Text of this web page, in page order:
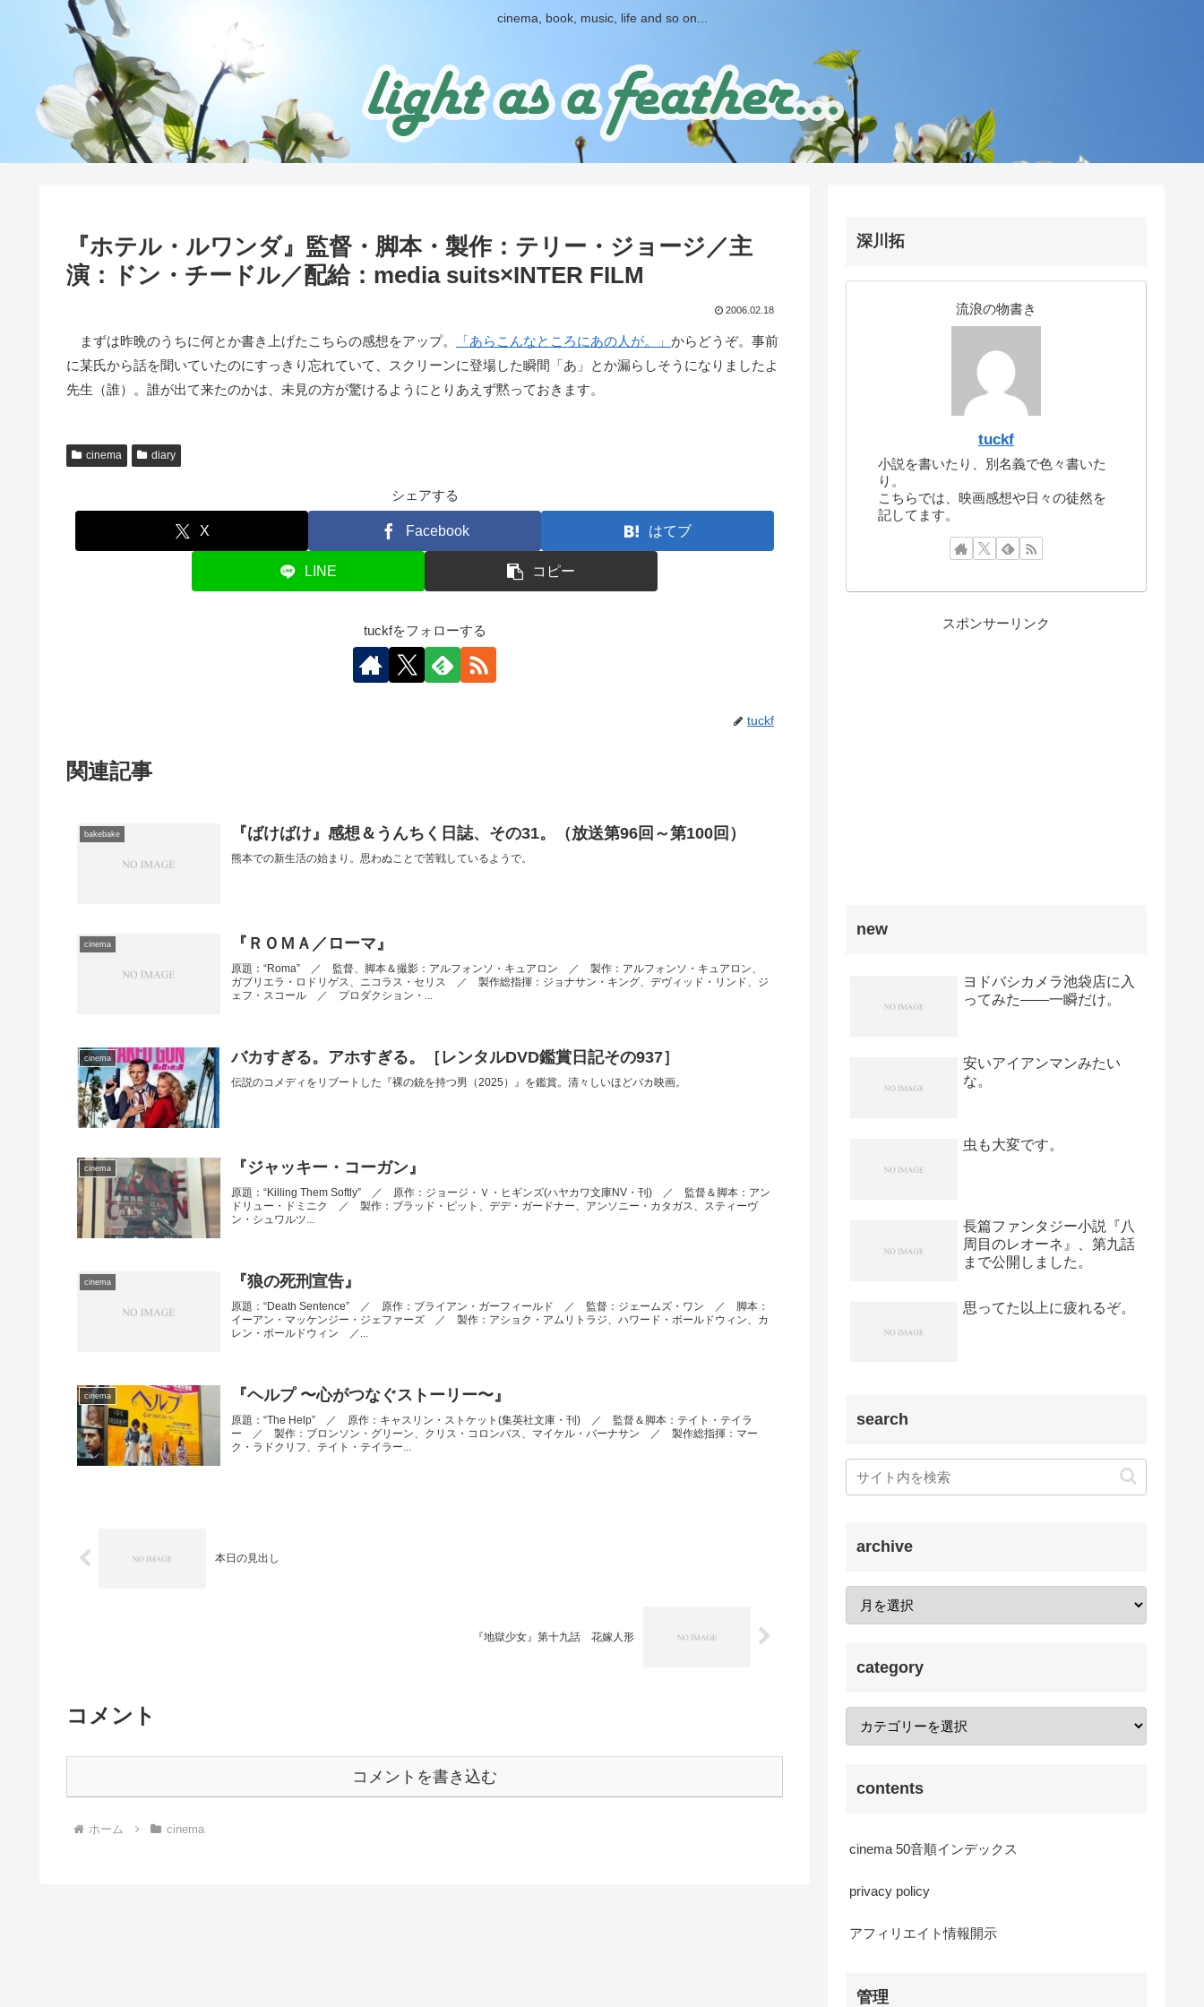
cinema, book, music, life and so on...
『ホテル・ルワンダ』監督・脚本・製作：テリー・ジョージ／主
演：ドン・チードル／配給：media suits×INTER FILM
2006.02.18
まずは昨晩のうちに何とか書き上げたこちらの感想をアップ。 「あらこんなところにあの人が。」 からどうぞ。事前
に某氏から話を聞いていたのにすっきり忘れていて、スクリーンに登場した瞬間「あ」とか漏らしそうになりましたよ
先生（誰）。誰が出て来たのかは、未見の方が驚けるようにとりあえず黙っておきます。
cinema diary
シェアする
X Facebook はてブ
LINE コピー
tuckfをフォローする
tuckf
関連記事
bakebake 『ばけばけ』感想＆うんちく日誌、その31。（放送第96回～第100回）
熊本での新生活の始まり。思わぬことで苦戦しているようで。
cinema 『ＲＯＭＡ／ローマ』
原題：“Roma” ／ 監督、脚本＆撮影：アルフォンソ・キュアロン ／ 製作：アルフォンソ・キュアロン、
ガブリエラ・ロドリゲス、ニコラス・セリス ／ 製作総指揮：ジョナサン・キング、デヴィッド・リンド、ジ
ェフ・スコール ／ プロダクション・...
cinema バカすぎる。アホすぎる。［レンタルDVD鑑賞日記その937］
伝説のコメディをリブートした『裸の銃を持つ男（2025）』を鑑賞。清々しいほどバカ映画。
cinema 『ジャッキー・コーガン』
原題：“Killing Them Softly” ／ 原作：ジョージ・Ｖ・ヒギンズ(ハヤカワ文庫NV・刊) ／ 監督＆脚本：アン
ドリュー・ドミニク ／ 製作：ブラッド・ピット、デデ・ガードナー、アンソニー・カタガス、スティーヴ
ン・シュワルツ...
cinema 『狼の死刑宣告』
原題：“Death Sentence” ／ 原作：ブライアン・ガーフィールド ／ 監督：ジェームズ・ワン ／ 脚本：
イーアン・マッケンジー・ジェファーズ ／ 製作：アショク・アムリトラジ、ハワード・ボールドウィン、カ
レン・ボールドウィン ／...
cinema 『ヘルプ 〜心がつなぐストーリー〜』
原題：“The Help” ／ 原作：キャスリン・ストケット(集英社文庫・刊) ／ 監督＆脚本：テイト・テイラ
ー ／ 製作：ブロンソン・グリーン、クリス・コロンバス、マイケル・バーナサン ／ 製作総指揮：マー
ク・ラドクリフ、テイト・テイラー...
本日の見出し
『地獄少女』第十九話 花嫁人形
コメント
コメントを書き込む
ホーム cinema
深川拓
流浪の物書き
tuckf
小説を書いたり、別名義で色々書いた
り。
こちらでは、映画感想や日々の徒然を
記してます。
スポンサーリンク
new
ヨドバシカメラ池袋店に入
ってみた――一瞬だけ。
安いアイアンマンみたい
な。
虫も大変です。
長篇ファンタジー小説『八
周目のレオーネ』、第九話
まで公開しました。
思ってた以上に疲れるぞ。
search
archive
category
contents
cinema 50音順インデックス
privacy policy
アフィリエイト情報開示
管理